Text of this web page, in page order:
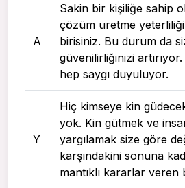
A
Sakin bir kişiliğe sahip
çözüm üretme
birisiniz. Bu durum da
güvenilirliğinizi artırıyor.
hep saygı duyuluyor.
Y
Hiç kimseye kin
yok. Kin gütmek ve
yargılamak size göre
karşındakini sonuna
mantıklı kararlar veren